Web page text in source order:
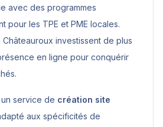
avec des programmes
pour les TPE et PME locales.
investissent de plus
en ligne pour conquérir
service de création site
aux spécificités de